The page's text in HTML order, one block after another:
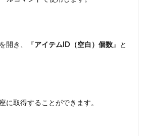
開き、『 アイテムID（空白）個数 』と
に取得することができます。